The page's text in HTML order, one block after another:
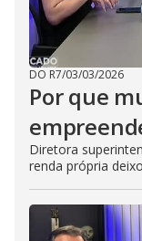
DO R7/03/03/2026
Por que
Diretora
renda própria